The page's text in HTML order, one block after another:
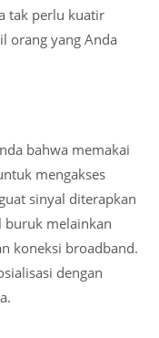
tak perlu kuatir
orang yang Anda
bahwa memakai
mengakses
sinyal diterapkan
buruk melainkan
koneksi broadband.
dengan